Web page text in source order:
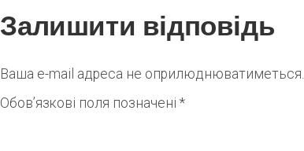
Залишити відповідь
Ваша e-mail адреса не оприлюднюватиметься.
Обов’язкові поля позначені*